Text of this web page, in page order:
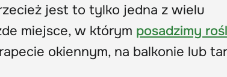
jest to tylko jedna z wielu
miejsce, w którym posadzimy
okiennym, na balkonie lub